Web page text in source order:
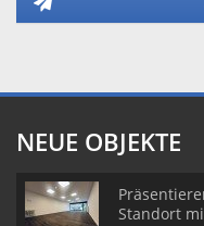
NEUE OBJEKTE
Standort